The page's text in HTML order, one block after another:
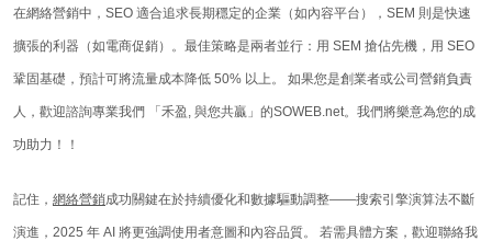
在網絡營銷中，SEO 適合追求長期穩定的企業（如內容平台），SEM 則是快速
擴張的利器（如電商促銷）。最佳策略是兩者並行：用 SEM 搶佔先機，用 SEO
鞏固基礎，預計可將流量成本降低 50% 以上。 如果您是創業者或公司營銷負責
人，歡迎諮詢專業我們 「禾盈, 與您共贏」的SOWEB.net。我們將樂意為您的成
功助力！！
記住， 網絡營銷成功關鍵在於持續優化和數據驅動調整——搜索引擎演算法不斷
演進，2025 年 AI 將更強調使用者意圖和內容品質。 若需具體方案，歡迎聯絡我